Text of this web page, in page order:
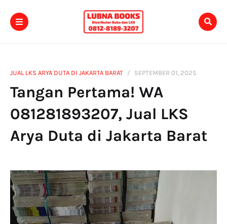
JUAL LKS ARYA DUTA DI JAKARTA BARAT SEPTEMBER 01, 2025
Tangan Pertama! WA
081281893207, Jual LKS
Arya Duta di Jakarta Barat